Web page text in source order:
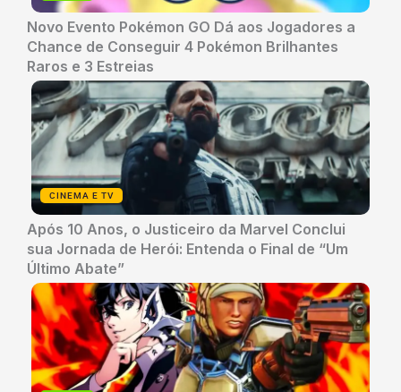
Novo Evento Pokémon GO Dá aos Jogadores a
Chance de Conseguir 4 Pokémon Brilhantes
Raros e 3 Estreias
CINEMA E TV
Após 10 Anos, o Justiceiro da Marvel Conclui
sua Jornada de Herói: Entenda o Final de “Um
Último Abate”